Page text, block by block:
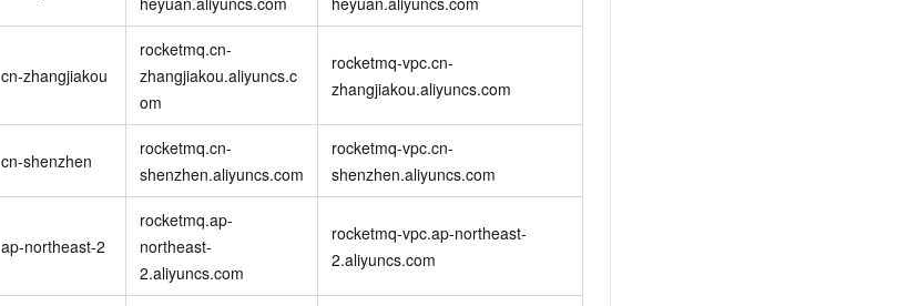
cn-zhangjiakou
rocketmq.cn-
zhangjiakou.aliyuncs.c
om
rocketmq-vpc.cn-
zhangjiakou.aliyuncs.com
cn-shenzhen
rocketmq.cn-
shenzhen.aliyuncs.com
rocketmq-vpc.cn-
shenzhen.aliyuncs.com
ap-northeast-2
rocketmq.ap-
northeast-
2.aliyuncs.com
rocketmq-vpc.ap-northeast-
2.aliyuncs.com